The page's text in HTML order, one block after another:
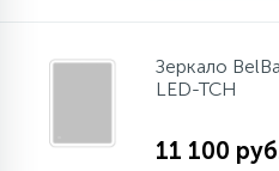
Зеркало
LED-TCH
11 100